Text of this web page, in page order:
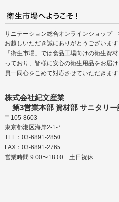
サニテーション総合オンラインショップ
お越しいただき誠にありがとうございます
「衛生市場」では食品工場向けの衛生資
っており、皆様に安心の衛生用品をお届
員一同心をこめて対応させていただきます
株式会社紀文産業
第3営業本部 資材部 サニタリー
〒105-8603
東京都港区海岸2-1-7
TEL：03-6891-2850
FAX：03-6891-2765
営業時間 9:00〜18:00 土日祝休